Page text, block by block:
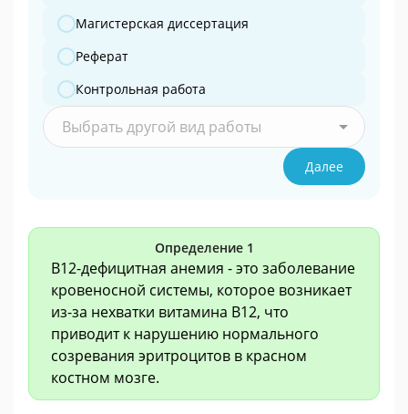
Магистерская диссертация
Реферат
Контрольная работа
Выбрать другой вид работы
Далее
Определение 1
В12-дефицитная анемия - это заболевание
кровеносной системы, которое возникает
из-за нехватки витамина В12, что
приводит к нарушению нормального
созревания эритроцитов в красном
костном мозге.